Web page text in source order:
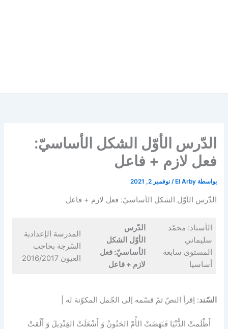
الدّرس الأوّل الشكل الأساسيّ:
فعل لازم + فاعل
بواسطة El Arby
/نوفمبر 2, 2021
الدّرس الأوّل الشكل الأساسيّ: فعل لازم + فاعل
الأستاذ: محمّد
سليماني
المستوى سابعة
أساسيا
الدّرس
الأوّل الشكل
الأساسيّ: فعل
لازم + فاعل
المدرسة الإعدادية
السّرجة بحاجب
العيون 2016/2017
السّند: اِقرأ النصّ ثمّ قسّمه إلى الجّمل المكوّنة له |
أَظْلَمتْ الدُّنْيَا فَنَهَضَتْ الأُمّ الحَنُونُ وَ أَشْعَلَتْ القِنْدِيلَ وَ أَلْقتْ